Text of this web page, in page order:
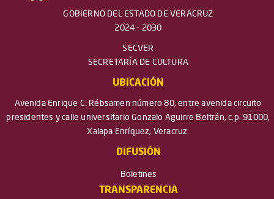
GOBIERNO DEL ESTADO DE VERACRUZ
2024 - 2030
SECVER
SECRETARÍA DE CULTURA
UBICACIÓN
Avenida Enrique C. Rébsamen número 80, entre avenida circuito
presidentes y calle universitario Gonzalo Aguirre Beltrán, c.p. 91000,
Xalapa Enríquez, Veracruz.
DIFUSIÓN
Boletines
TRANSPARENCIA